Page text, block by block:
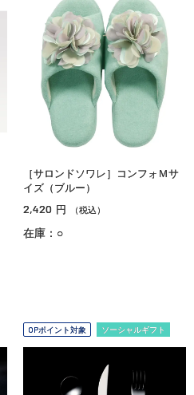
［サロンドソワレ］コンフォＭサ
イズ（ブルー）
2,420 円 （税込）
在庫：○
OPポイント対象 ソーシャルギフト